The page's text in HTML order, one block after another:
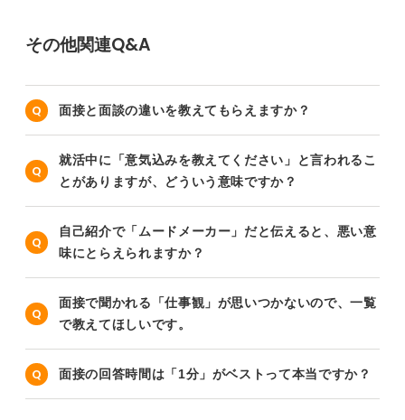
その他関連Q&A
面接と面談の違いを教えてもらえますか？
就活中に「意気込みを教えてください」と言われるこ
とがありますが、どういう意味ですか？
自己紹介で「ムードメーカー」だと伝えると、悪い意
味にとらえられますか？
面接で聞かれる「仕事観」が思いつかないので、一覧
で教えてほしいです。
面接の回答時間は「1分」がベストって本当ですか？